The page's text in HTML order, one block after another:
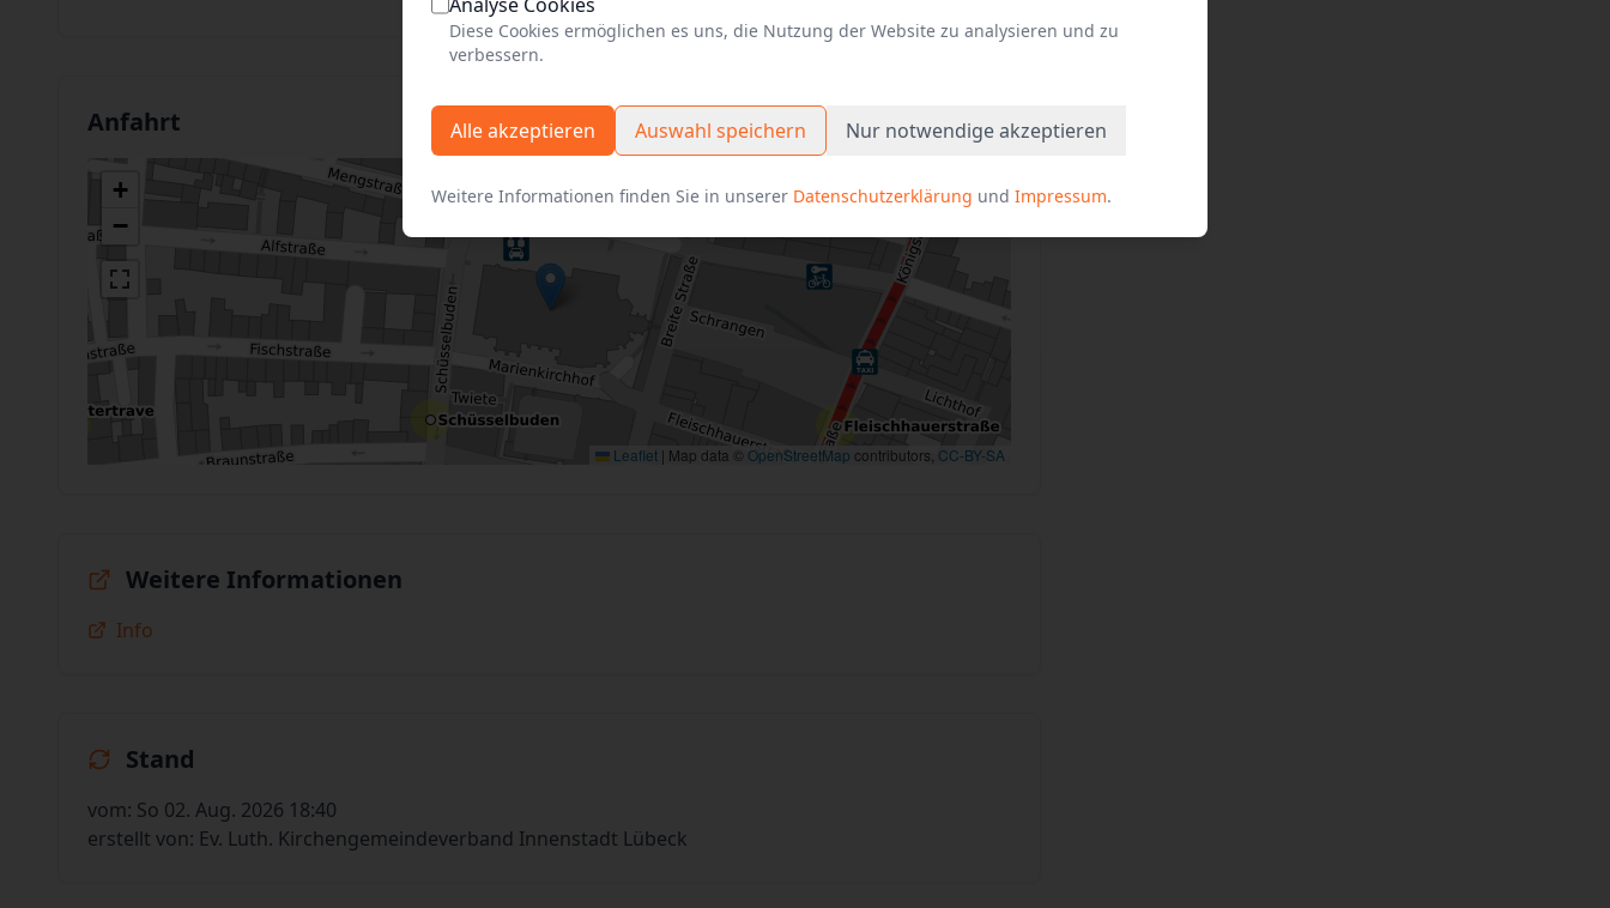
Anfahrt
+
−
Leaflet | Map data ©OpenStreetMap contributors, CC-BY-SA
Weitere Informationen
Info
Stand
vom: So 02. Aug. 2026 18:40
erstellt von: Ev. Luth. Kirchengemeindeverband Innenstadt Lübeck
Diese Cookies ermöglichen es uns, die Nutzung der Website zu analysieren und zu
verbessern.
Alle akzeptieren Auswahl speichern Nur notwendige akzeptieren
Weitere Informationen finden Sie in unserer Datenschutzerklärung und Impressum.